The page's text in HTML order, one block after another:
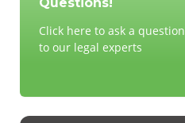
Click here to ask a question
to our legal experts